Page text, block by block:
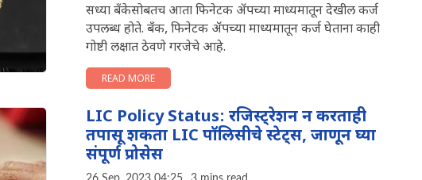
सध्या बँकेसोबतच आता फिनेटक अ‍ॅपच्या माध्यमातून देखील कर्ज
उपलब्ध होते. बँक, फिनेटक अ‍ॅपच्या माध्यमातून कर्ज घेताना काही
गोष्टी लक्षात ठेवणे गरजेचे आहे.
READ MORE
LIC Policy Status: रजिस्ट्रेशन न करताही
तपासू शकता LIC पॉलिसीचे स्टेट्स, जाणून घ्या
संपूर्ण प्रोसेस